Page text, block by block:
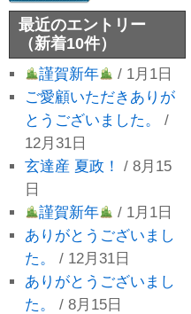
最近のエントリー
（新着10件）
謹賀新年
/ 1月1日
ご愛顧いただきありが
とうございました。
/
12月31日
玄達産 夏政！
/ 8月15
日
謹賀新年
/ 1月1日
ありがとうございまし
た。
/ 12月31日
ありがとうございまし
た。
/ 8月15日